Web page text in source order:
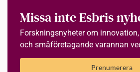
Missa inte Esbris
Forskningsnyheter om
och småföretagande varannan
Prenumerera